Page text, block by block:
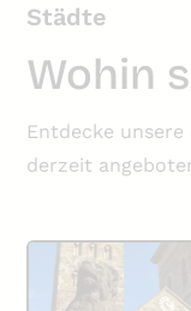
Städte
Wohin
Entdecke
derzeit